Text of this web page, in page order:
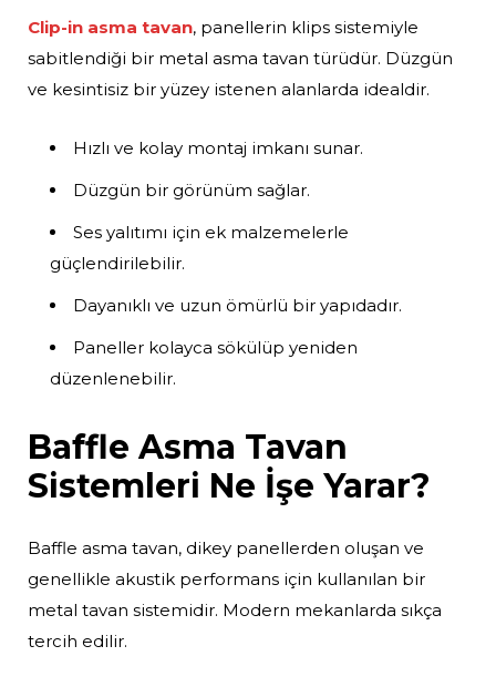
Clip-in asma tavan, panellerin klips sistemiyle
sabitlendiği bir metal asma tavan türüdür. Düzgün
ve kesintisiz bir yüzey istenen alanlarda idealdir.
Hızlı ve kolay montaj imkanı sunar.
Düzgün bir görünüm sağlar.
Ses yalıtımı için ek malzemelerle
güçlendirilebilir.
Dayanıklı ve uzun ömürlü bir yapıdadır.
Paneller kolayca sökülüp yeniden
düzenlenebilir.
Baffle Asma Tavan
Sistemleri Ne İşe Yarar?
Baffle asma tavan, dikey panellerden oluşan ve
genellikle akustik performans için kullanılan bir
metal tavan sistemidir. Modern mekanlarda sıkça
tercih edilir.